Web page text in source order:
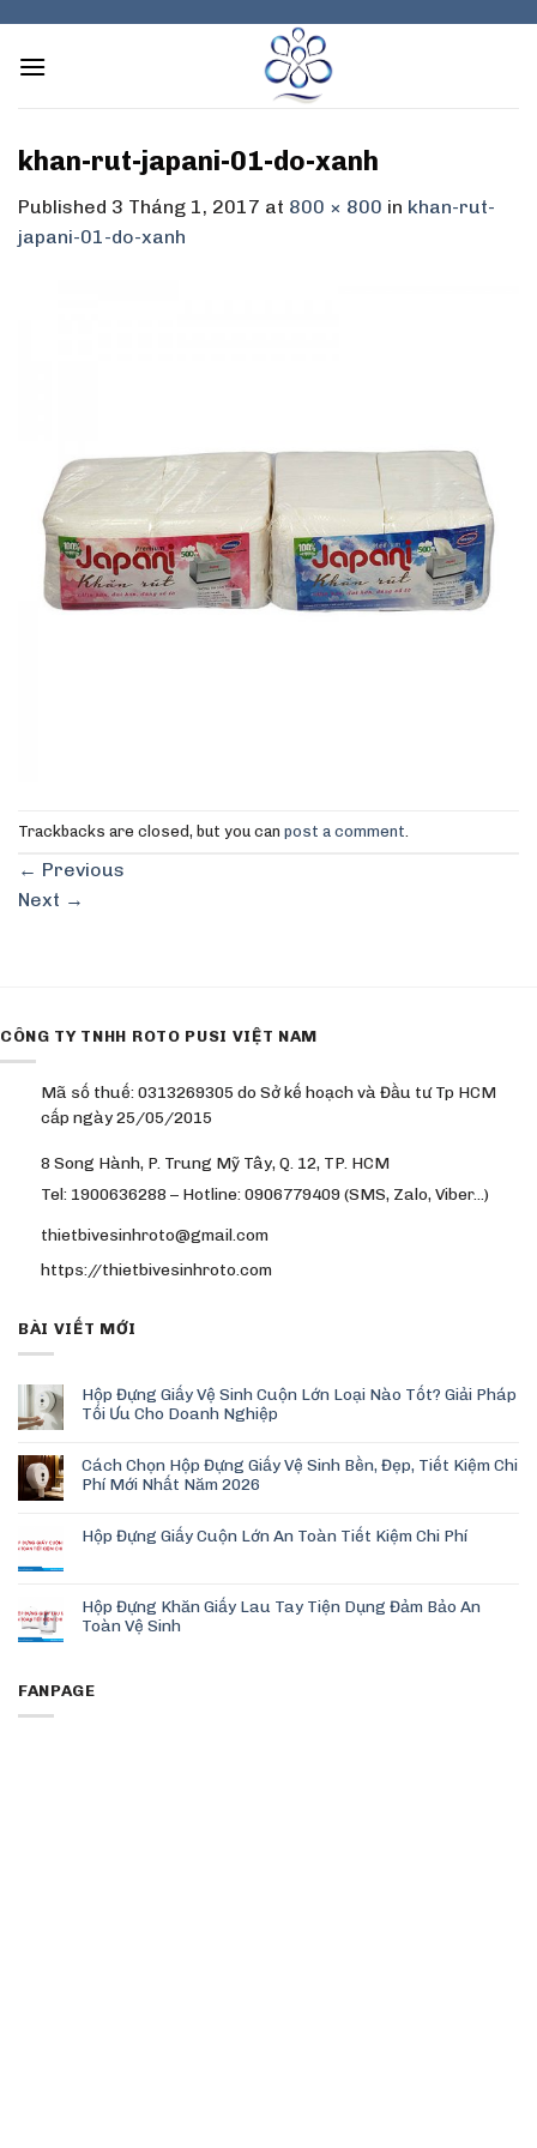
content
khan-rut-japani-01-do-xanh
Published 3 Tháng 1, 2017 at 800 × 800 in khan-rut-
japani-01-do-xanh
Trackbacks are closed, but you can post a comment
← Previous
Next →
CÔNG TY TNHH ROTO PUSI VIỆT NAM
Mã số thuế: 0313269305 do Sở kế hoạch và Đầu tư Tp HCM
cấp ngày 25/05/2015
8 Song Hành, P. Trung Mỹ Tây, Q. 12, TP. HCM
Tel: 1900636288 – Hotline: 0906779409 (SMS, Zalo, Viber…)
thietbivesinhroto@gmail.com
https://thietbivesinhroto.com
BÀI VIẾT MỚI
Hộp Đựng Giấy Vệ Sinh Cuộn Lớn Loại Nào Tốt? Giải Pháp
Tối Ưu Cho Doanh Nghiệp
Cách Chọn Hộp Đựng Giấy Vệ Sinh Bền, Đẹp, Tiết Kiệm Chi
Phí Mới Nhất Năm 2026
Hộp Đựng Giấy Cuộn Lớn An Toàn Tiết Kiệm Chi Phí
Hộp Đựng Khăn Giấy Lau Tay Tiện Dụng Đảm Bảo An
Toàn Vệ Sinh
FANPAGE